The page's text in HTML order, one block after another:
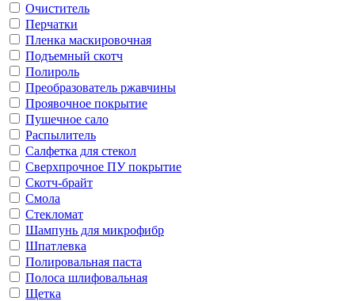
Очиститель
Перчатки
Пленка маскировочная
Подъемный скотч
Полироль
Преобразователь ржавчины
Проявочное покрытие
Пушечное сало
Распылитель
Салфетка для стекол
Сверхпрочное ПУ покрытие
Скотч-брайт
Смола
Стекломат
Шампунь для микрофибр
Шпатлевка
Полировальная паста
Полоса шлифовальная
Щетка